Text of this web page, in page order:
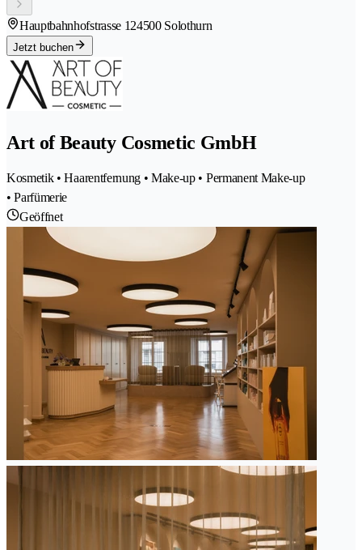
Hauptbahnhofstrasse 124500 Solothurn
Jetzt buchen
Art of Beauty Cosmetic GmbH
Kosmetik • Haarentfernung • Make-up • Permanent Make-up
• Parfümerie
Geöffnet